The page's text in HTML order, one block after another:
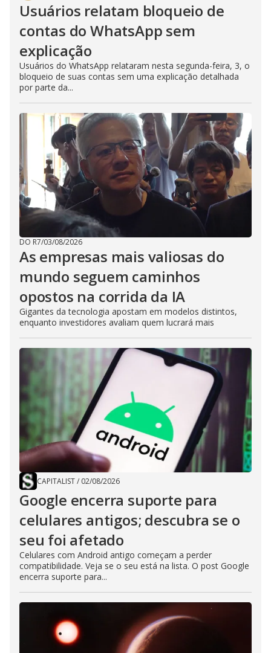
Usuários relatam bloqueio de
contas do WhatsApp sem
explicação
Usuários do WhatsApp relataram nesta segunda-feira, 3, o
bloqueio de suas contas sem uma explicação detalhada
por parte da...
DO R7/03/08/2026
As empresas mais valiosas do
mundo seguem caminhos
opostos na corrida da IA
Gigantes da tecnologia apostam em modelos distintos,
enquanto investidores avaliam quem lucrará mais
CAPITALIST/ 02/08/2026
Google encerra suporte para
celulares antigos; descubra se o
seu foi afetado
Celulares com Android antigo começam a perder
compatibilidade. Veja se o seu está na lista. O post Google
encerra suporte para...